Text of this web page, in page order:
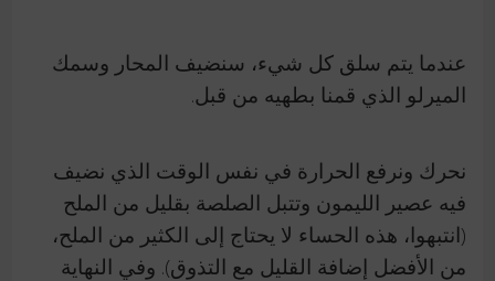
عندما يتم سلق كل شيء، سنضيف المحار وسمك
الميرلو الذي قمنا بطهيه من قبل.
نحرك ونرفع الحرارة في نفس الوقت الذي نضيف
فيه عصير الليمون وتتبل الصلصة بقليل من الملح
(انتبهوا، هذه الحساء لا يحتاج إلى الكثير من الملح،
من الأفضل إضافة القليل مع التذوق). وفي النهاية